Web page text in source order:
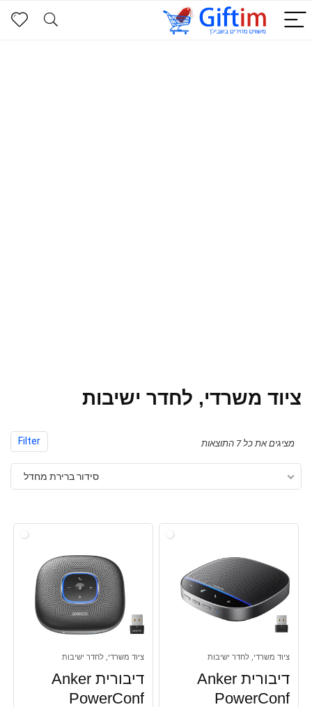
ציוד משרדי, לחדר ישיבות
Filter מציגים את כל ⁦7⁩ התוצאות
סידור ברירת מחדל
ציוד משרדי, לחדר ישיבות
דיבורית Anker
PowerConf
ציוד משרדי, לחדר ישיבות
דיבורית Anker
PowerConf